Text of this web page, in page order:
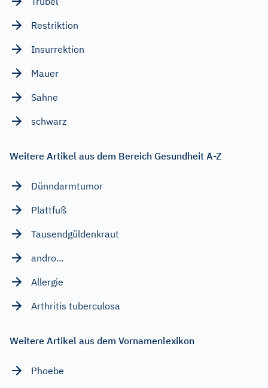
Restriktion
Insurrektion
Mauer
Sahne
schwarz
Weitere Artikel aus dem Bereich Gesundheit A-Z
Dünndarmtumor
Plattfuß
Tausendgüldenkraut
andro...
Allergie
Arthritis tuberculosa
Weitere Artikel aus dem Vornamenlexikon
Phoebe